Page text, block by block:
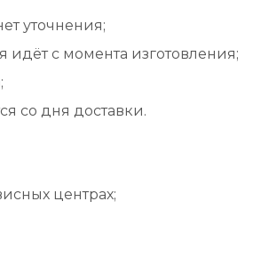
уточнения;
идёт с момента изготовления;
со дня доставки.
центрах;